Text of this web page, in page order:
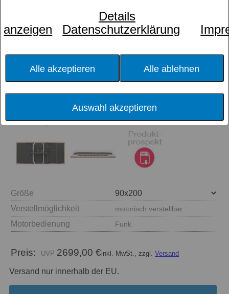
Details
anzeigen
Datenschutzerklärung
Alle akzeptieren Alle ablehnen
Auswahl akzeptieren
Größe
Verstellmöglichkeit
motorisch verstellbar
Motorbedienung Funk
Preis: 2699,00 €inkl. MwSt., zzgl. Versand
Versand nur innerhalb der EU.